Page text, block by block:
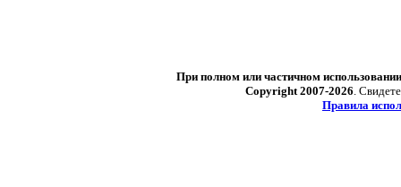
При полном или частичном
Copyright 2007-2026 .
Правила